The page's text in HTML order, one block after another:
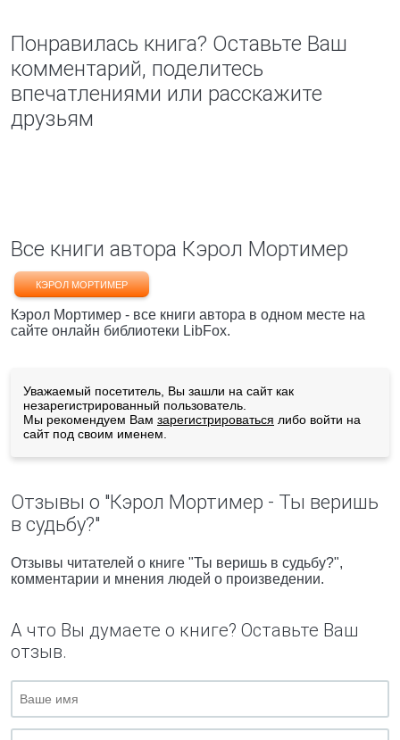
Понравилась книга? Оставьте Ваш
комментарий, поделитесь
впечатлениями или расскажите
друзьям
Все книги автора Кэрол Мортимер
КЭРОЛ МОРТИМЕР
Кэрол Мортимер - все книги автора в одном месте на
сайте онлайн библиотеки LibFox.
Уважаемый посетитель, Вы зашли на сайт как
незарегистрированный пользователь.
Мы рекомендуем Вам зарегистрироваться либо войти на
сайт под своим именем.
Отзывы о "Кэрол Мортимер - Ты веришь
в судьбу?"
Отзывы читателей о книге "Ты веришь в судьбу?",
комментарии и мнения людей о произведении.
А что Вы думаете о книге? Оставьте Ваш
отзыв.